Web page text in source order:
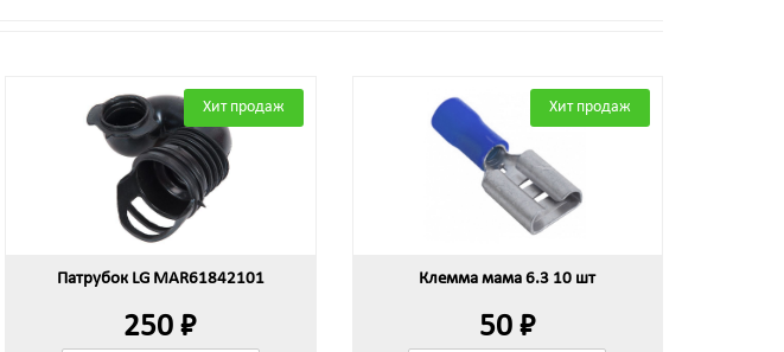
Хит продаж
Патрубок LG MAR61842101
250 ₽
Хит продаж
Клемма мама 6.3 10 шт
50 ₽